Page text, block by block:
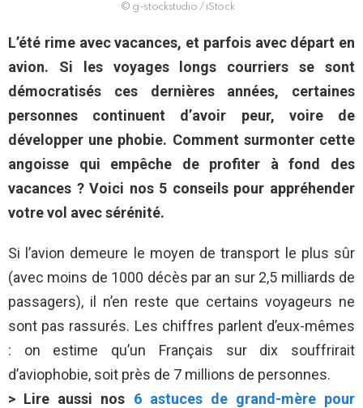
© g-stockstudio / iStock
L’été rime avec vacances, et parfois avec départ en
avion. Si les voyages longs courriers se sont
démocratisés ces dernières années, certaines
personnes continuent d’avoir peur, voire de
développer une phobie. Comment surmonter cette
angoisse qui empêche de profiter à fond des
vacances ? Voici nos 5 conseils pour appréhender
votre vol avec sérénité.
Si l’avion demeure le moyen de transport le plus sûr
(avec moins de 1000 décès par an sur 2,5 milliards de
passagers), il n’en reste que certains voyageurs ne
sont pas rassurés. Les chiffres parlent d’eux-mêmes
: on estime qu’un Français sur dix souffrirait
d’aviophobie, soit près de 7 millions de personnes.
> Lire aussi nos 6 astuces de grand-mère pour